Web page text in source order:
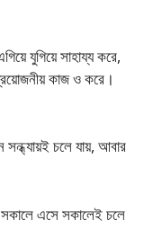
যুগিয়ে সাহায্য করে,
কাজ ও করে।
চলে যায়, আবার
এসে সকালেই চলে